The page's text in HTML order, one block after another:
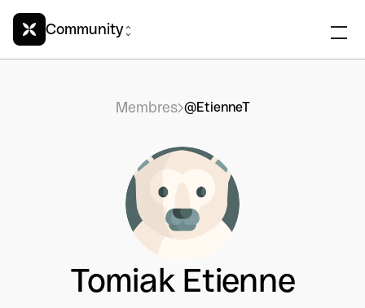
Community
Membres @EtienneT
Tomiak Etienne